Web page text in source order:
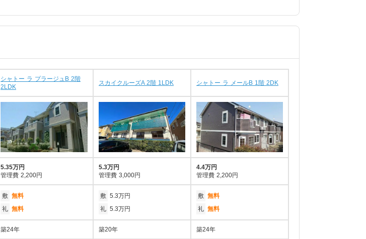
シャトー ラ プラージュB 2階
2LDK
スカイクルーズA 2階 1LDK シャトー ラ メールB 1階 2DK
5.35万円
管理費 2,200円
5.3万円
管理費 3,000円
4.4万円
管理費 2,200円
敷 無料
礼 無料
敷 5.3万円
礼 5.3万円
敷 無料
礼 無料
築24年 築20年 築24年